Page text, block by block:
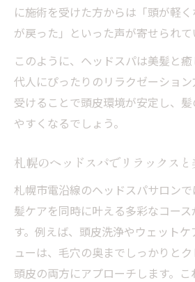
に施術を受けた方からは「頭が軽
が戻った」といった声が寄せられて
このように、ヘッドスパは美髪と
代人にぴったりのリラクゼーショ
受けることで頭皮環境が安定し、
やすくなるでしょう。
札幌のヘッドスパでリラックス
札幌市電沿線のヘッドスパサロン
髪ケアを同時に叶える多彩なコー
す。例えば、頭皮洗浄やウェット
ューは、毛穴の奥までしっかりと
頭皮の両方にアプローチします。